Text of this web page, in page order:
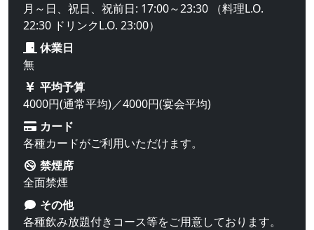
月～日、祝日、祝前日: 17:00～23:30 （料理L.O.
22:30 ドリンクL.O. 23:00）
休業日
無
平均予算
4000円(通常平均)／4000円(宴会平均)
カード
各種カードがご利用いただけます。
禁煙席
全面禁煙
その他
各種飲み放題付きコース等をご用意しております。